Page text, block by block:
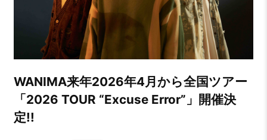
WANIMA来年2026年4月から全国ツアー
「2026 TOUR “Excuse Error”」開催決
定!!